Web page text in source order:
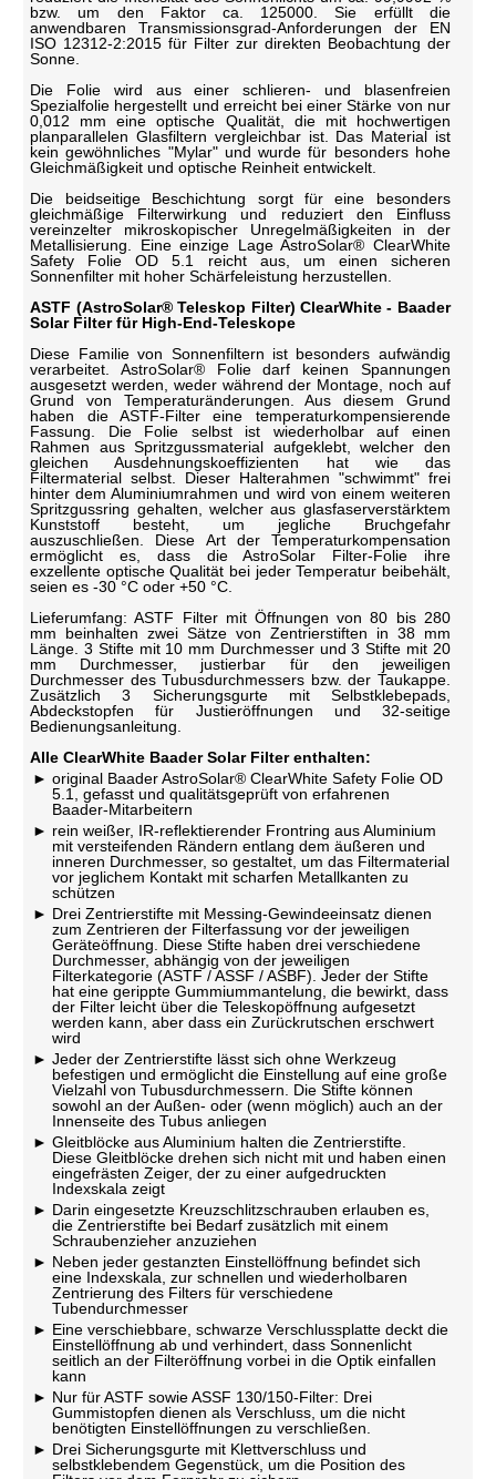
bzw. um den Faktor ca. 125000. Sie erfüllt die
anwendbaren Transmissionsgrad-Anforderungen der EN
ISO 12312-2:2015 für Filter zur direkten Beobachtung der
Sonne.
Die Folie wird aus einer schlieren- und blasenfreien
Spezialfolie hergestellt und erreicht bei einer Stärke von nur
0,012 mm eine optische Qualität, die mit hochwertigen
planparallelen Glasfiltern vergleichbar ist. Das Material ist
kein gewöhnliches "Mylar" und wurde für besonders hohe
Gleichmäßigkeit und optische Reinheit entwickelt.
Die beidseitige Beschichtung sorgt für eine besonders
gleichmäßige Filterwirkung und reduziert den Einfluss
vereinzelter mikroskopischer Unregelmäßigkeiten in der
Metallisierung. Eine einzige Lage AstroSolar® ClearWhite
Safety Folie OD 5.1 reicht aus, um einen sicheren
Sonnenfilter mit hoher Schärfeleistung herzustellen.
ASTF (AstroSolar® Teleskop Filter) ClearWhite - Baader
Solar Filter für High-End-Teleskope
Diese Familie von Sonnenfiltern ist besonders aufwändig
verarbeitet. AstroSolar® Folie darf keinen Spannungen
ausgesetzt werden, weder während der Montage, noch auf
Grund von Temperaturänderungen. Aus diesem Grund
haben die ASTF-Filter eine temperaturkompensierende
Fassung. Die Folie selbst ist wiederholbar auf einen
Rahmen aus Spritzgussmaterial aufgeklebt, welcher den
gleichen Ausdehnungskoeffizienten hat wie das
Filtermaterial selbst. Dieser Halterahmen "schwimmt" frei
hinter dem Aluminiumrahmen und wird von einem weiteren
Spritzgussring gehalten, welcher aus glasfaserverstärktem
Kunststoff besteht, um jegliche Bruchgefahr
auszuschließen. Diese Art der Temperaturkompensation
ermöglicht es, dass die AstroSolar Filter-Folie ihre
exzellente optische Qualität bei jeder Temperatur beibehält,
seien es -30 °C oder +50 °C.
Lieferumfang: ASTF Filter mit Öffnungen von 80 bis 280
mm beinhalten zwei Sätze von Zentrierstiften in 38 mm
Länge. 3 Stifte mit 10 mm Durchmesser und 3 Stifte mit 20
mm Durchmesser, justierbar für den jeweiligen
Durchmesser des Tubusdurchmessers bzw. der Taukappe.
Zusätzlich 3 Sicherungsgurte mit Selbstklebepads,
Abdeckstopfen für Justieröffnungen und 32-seitige
Bedienungsanleitung.
Alle ClearWhite Baader Solar Filter enthalten:
original Baader AstroSolar® ClearWhite Safety Folie OD
5.1, gefasst und qualitätsgeprüft von erfahrenen
Baader-Mitarbeitern
rein weißer, IR-reflektierender Frontring aus Aluminium
mit versteifenden Rändern entlang dem äußeren und
inneren Durchmesser, so gestaltet, um das Filtermaterial
vor jeglichem Kontakt mit scharfen Metallkanten zu
schützen
Drei Zentrierstifte mit Messing-Gewindeeinsatz dienen
zum Zentrieren der Filterfassung vor der jeweiligen
Geräteöffnung. Diese Stifte haben drei verschiedene
Durchmesser, abhängig von der jeweiligen
Filterkategorie (ASTF / ASSF / ASBF). Jeder der Stifte
hat eine gerippte Gummiummantelung, die bewirkt, dass
der Filter leicht über die Teleskopöffnung aufgesetzt
werden kann, aber dass ein Zurückrutschen erschwert
wird
Jeder der Zentrierstifte lässt sich ohne Werkzeug
befestigen und ermöglicht die Einstellung auf eine große
Vielzahl von Tubusdurchmessern. Die Stifte können
sowohl an der Außen- oder (wenn möglich) auch an der
Innenseite des Tubus anliegen
Gleitblöcke aus Aluminium halten die Zentrierstifte.
Diese Gleitblöcke drehen sich nicht mit und haben einen
eingefrästen Zeiger, der zu einer aufgedruckten
Indexskala zeigt
Darin eingesetzte Kreuzschlitzschrauben erlauben es,
die Zentrierstifte bei Bedarf zusätzlich mit einem
Schraubenzieher anzuziehen
Neben jeder gestanzten Einstellöffnung befindet sich
eine Indexskala, zur schnellen und wiederholbaren
Zentrierung des Filters für verschiedene
Tubendurchmesser
Eine verschiebbare, schwarze Verschlussplatte deckt die
Einstellöffnung ab und verhindert, dass Sonnenlicht
seitlich an der Filteröffnung vorbei in die Optik einfallen
kann
Nur für ASTF sowie ASSF 130/150-Filter: Drei
Gummistopfen dienen als Verschluss, um die nicht
benötigten Einstellöffnungen zu verschließen.
Drei Sicherungsgurte mit Klettverschluss und
selbstklebendem Gegenstück, um die Position des